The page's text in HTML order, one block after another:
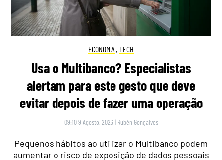
ECONOMIA , TECH
Usa o Multibanco? Especialistas
alertam para este gesto que deve
evitar depois de fazer uma operação
09:10 9 Agosto, 2026 | Rubén Gonçalves
Pequenos hábitos ao utilizar o Multibanco podem
aumentar o risco de exposição de dados pessoais